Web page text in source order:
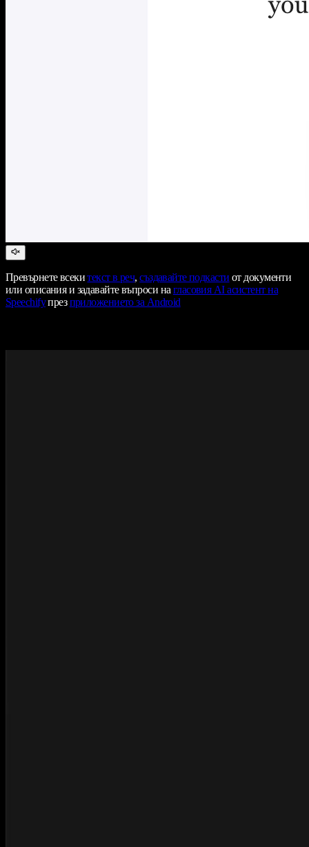
Превърнете всекитекст в реч,създавайте подкасти от документи
или описания и задавайте въпроси нагласовия AI асистент на
Speechifyпрезприложението за Android